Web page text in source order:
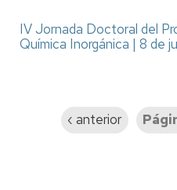
IV Jornada Doctoral del
Química Inorgánica | 8 de
Página
‹ anterior